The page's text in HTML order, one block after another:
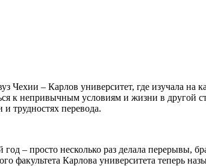
– Карлов университет, где изучала на
к непривычным условиям и жизни в другой
трудностях перевода.
– просто несколько раз делала перерывы,
факультета Карлова университета теперь